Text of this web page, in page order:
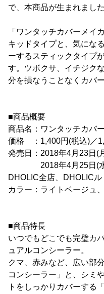
で、本商品が生まれました
「ワンタッチカバーメイ
キッドタイプと、気にな
ーするスティックタイプ
す。ツボクサ、イチジク
分を損なうことなくカバ
■商品概要
商品名：ワンタッチカバ
価格 ：1,400円(税込)／
発売日：2018年4月23日
2018年4月25日(水
DHOLIC全店、DHOLIC
カラー：ライトベージュ
■商品特長
いつでもどこでも完璧カ
ュアルコンシーラー。
クマ、赤みなど、広い部
コンシーラー」と、シミ
トをしっかりカバーする